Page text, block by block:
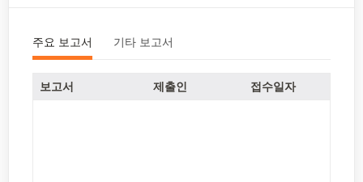
주요 보고서 기타 보고서
보고서 제출인 접수일자